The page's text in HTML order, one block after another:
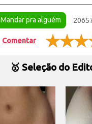
Mandar pra alguém
Comentar
🥇 Seleção do